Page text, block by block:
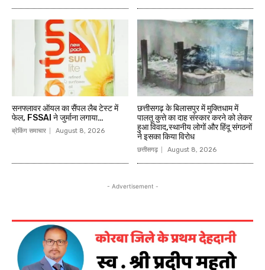
सनफ्लावर ऑयल का सैंपल लैब टेस्ट में
फेल, FSSAI ने जुर्माना लगाया…
ब्रेकिंग समाचार August 8, 2026
छत्तीसगढ़ के बिलासपुर में मुक्तिधाम में
पालतू कुत्ते का दाह संस्कार करने को लेकर
हुआ विवाद,स्थानीय लोगों और हिंदू संगठनों
ने इसका किया विरोध
छत्तीसगढ़ August 8, 2026
- Advertisement -